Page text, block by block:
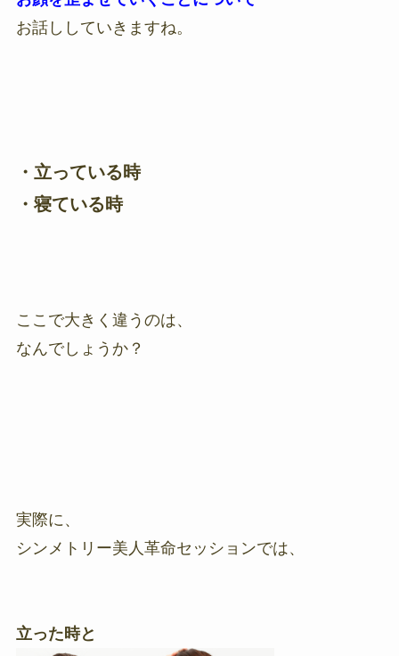
お話ししていきますね。
・立っている時
・寝ている時
ここで大きく違うのは、
なんでしょうか？
実際に、
シンメトリー美人革命セッションでは、
立った時と